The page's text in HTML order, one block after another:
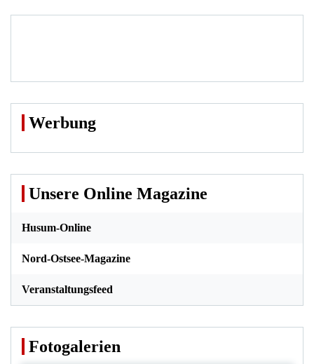
Werbung
Unsere Online Magazine
Husum-Online
Nord-Ostsee-Magazine
Veranstaltungsfeed
Fotogalerien